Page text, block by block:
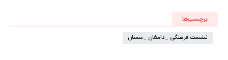
برچسب‌ها
نشست فرهنگی _دامغان _سمنان